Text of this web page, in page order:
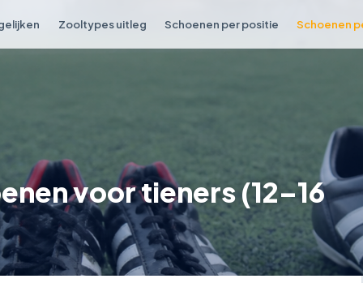
Zooltypes uitleg Schoenen per positie Schoenen
voor tieners (12–16